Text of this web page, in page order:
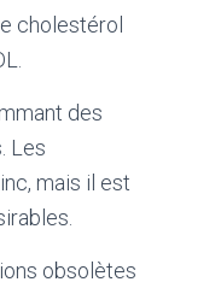
cholestérol
des
Les
mais il est
obsolètes